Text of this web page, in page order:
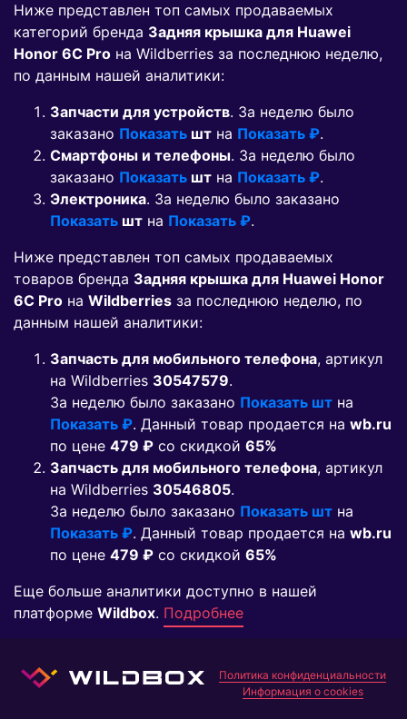
Ниже представлен топ самых продаваемых
категорий бренда Задняя крышка для Huawei
Honor 6C Pro на Wildberries за последнюю неделю,
по данным нашей аналитики:
Запчасти для устройств. За неделю было
заказано Показать шт на Показать ₽.
Смартфоны и телефоны. За неделю было
заказано Показать шт на Показать ₽.
Электроника. За неделю было заказано
Показать шт на Показать ₽.
Ниже представлен топ самых продаваемых
товаров бренда Задняя крышка для Huawei Honor
6C Pro на Wildberries за последнюю неделю, по
данным нашей аналитики:
Запчасть для мобильного телефона, артикул
на Wildberries 30547579.
За неделю было заказано Показать шт на
Показать ₽. Данный товар продается на wb.ru
по цене 479 ₽ co скидкой 65%
Запчасть для мобильного телефона, артикул
на Wildberries 30546805.
За неделю было заказано Показать шт на
Показать ₽. Данный товар продается на wb.ru
по цене 479 ₽ co скидкой 65%
Еще больше аналитики доступно в нашей
платформе Wildbox. Подробнее
Политика конфиденциальности
Информация о cookies